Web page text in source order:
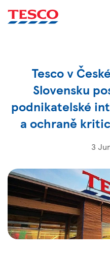
Tesco v
Slovensku
podnikatelské
a ochraně
3